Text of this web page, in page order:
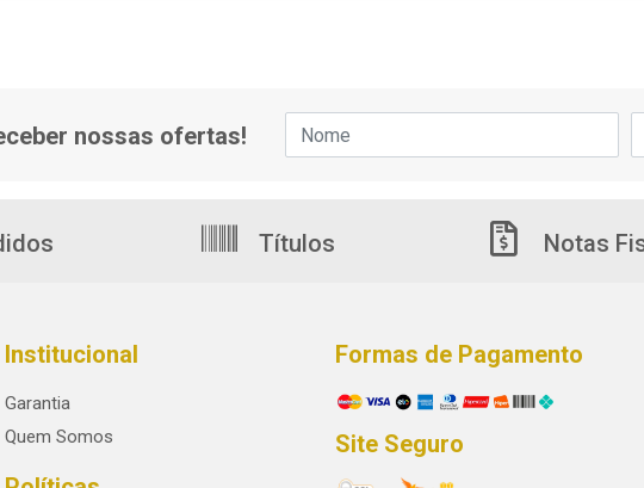
nossas ofertas!
Títulos Notas
Institucional
Garantia
Quem Somos
Formas de Pagamento
Site Seguro